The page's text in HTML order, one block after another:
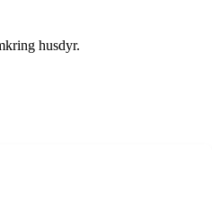
husdyr.